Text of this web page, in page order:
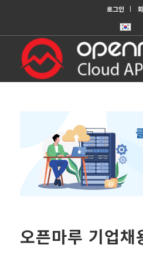
로그인
오픈마루 기업채